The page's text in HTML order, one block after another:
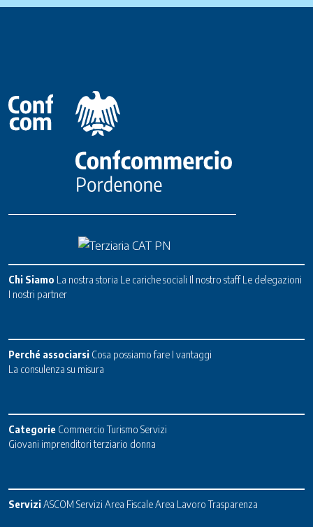
Chi Siamo La nostra storia Le cariche sociali Il nostro staff Le delegazioni
I nostri partner
Perché associarsi Cosa possiamo fare I vantaggi
La consulenza su misura
Categorie Commercio Turismo Servizi
Giovani imprenditori terziario donna
ServiziASCOM Servizi Area FiscaleArea Lavoro Trasparenza